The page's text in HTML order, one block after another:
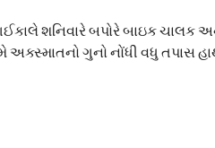
ગઈકાલે શનિવારે બપોરે બાઇક
ગુનો નોંધી વધુ તપાસ